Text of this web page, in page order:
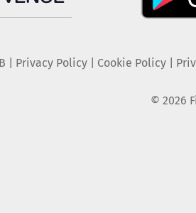
Privacy Policy| Cookie Policy|
© 2026